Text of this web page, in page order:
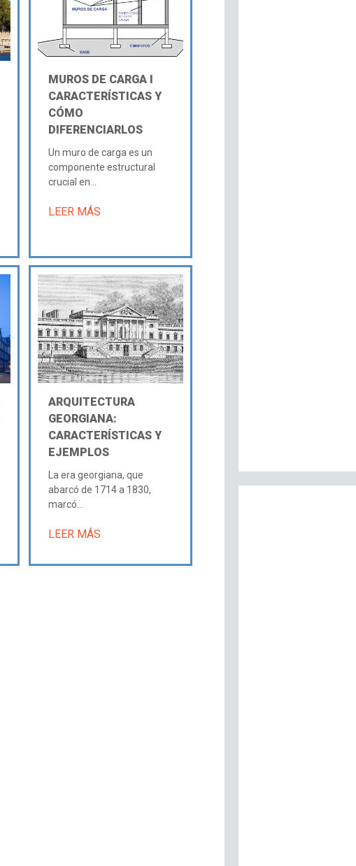
MUROS DE CARGA Ι
CARACTERÍSTICAS Y
CÓMO
DIFERENCIARLOS
Un muro de carga es un
componente estructural
crucial en...
LEER MÁS
ARQUITECTURA
GEORGIANA:
CARACTERÍSTICAS Y
EJEMPLOS
La era georgiana, que
abarcó de 1714 a 1830,
marcó...
LEER MÁS